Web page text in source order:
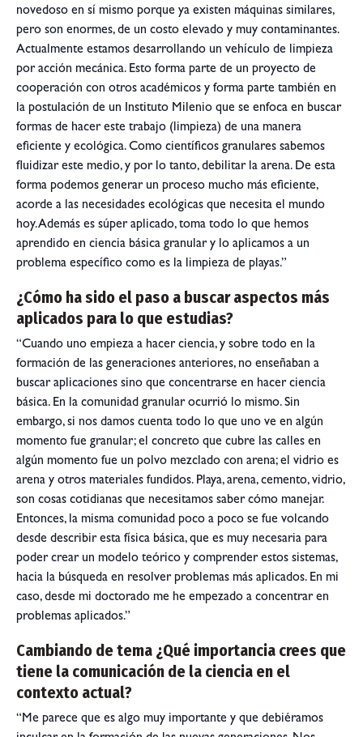
novedoso en sí mismo porque ya existen máquinas similares,
pero son enormes, de un costo elevado y muy contaminantes.
Actualmente estamos desarrollando un vehículo de limpieza
por acción mecánica. Esto forma parte de un proyecto de
cooperación con otros académicos y forma parte también en
la postulación de un Instituto Milenio que se enfoca en buscar
formas de hacer este trabajo (limpieza) de una manera
eficiente y ecológica. Como científicos granulares sabemos
fluidizar este medio, y por lo tanto, debilitar la arena. De esta
forma podemos generar un proceso mucho más eficiente,
acorde a las necesidades ecológicas que necesita el mundo
hoy. Además es súper aplicado, toma todo lo que hemos
aprendido en ciencia básica granular y lo aplicamos a un
problema específico como es la limpieza de playas.”
¿Cómo ha sido el paso a buscar aspectos más
aplicados para lo que estudias?
“Cuando uno empieza a hacer ciencia, y sobre todo en la
formación de las generaciones anteriores, no enseñaban a
buscar aplicaciones sino que concentrarse en hacer ciencia
básica. En la comunidad granular ocurrió lo mismo. Sin
embargo, si nos damos cuenta todo lo que uno ve en algún
momento fue granular; el concreto que cubre las calles en
algún momento fue un polvo mezclado con arena; el vidrio es
arena y otros materiales fundidos. Playa, arena, cemento, vidrio,
son cosas cotidianas que necesitamos saber cómo manejar.
Entonces, la misma comunidad poco a poco se fue volcando
desde describir esta física básica, que es muy necesaria para
poder crear un modelo teórico y comprender estos sistemas,
hacia la búsqueda en resolver problemas más aplicados. En mi
caso, desde mi doctorado me he empezado a concentrar en
problemas aplicados.”
Cambiando de tema ¿Qué importancia crees que
tiene la comunicación de la ciencia en el
contexto actual?
“Me parece que es algo muy importante y que debiéramos